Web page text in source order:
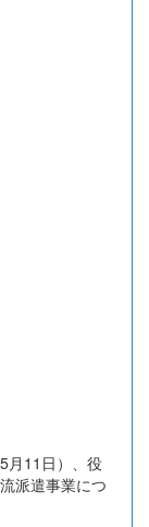
月11日）、役
派遣事業につ